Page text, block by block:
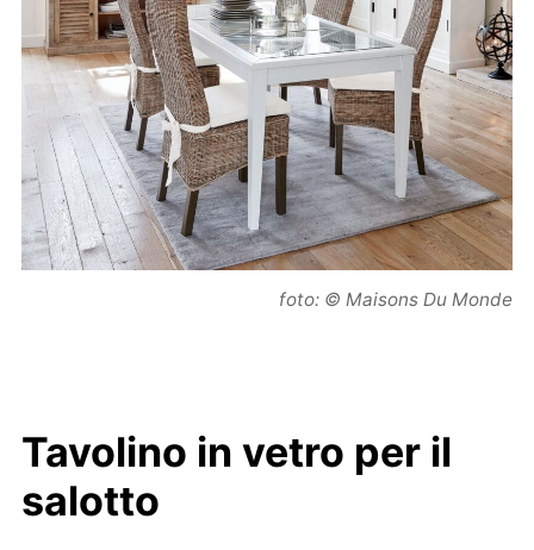
foto: © Maisons Du Monde
Tavolino in vetro per il
salotto